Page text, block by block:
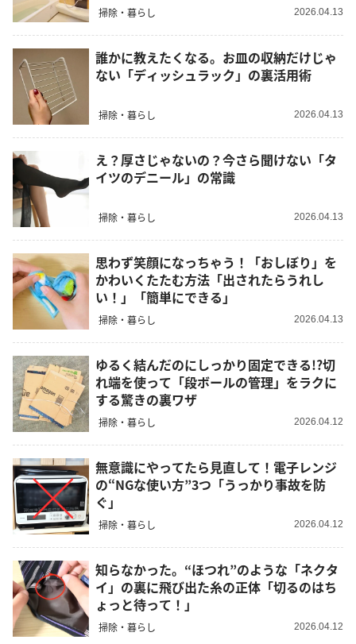
掃除・暮らし 2026.04.13
誰かに教えたくなる。お皿の収納だけじゃ
ない「ディッシュラック」の裏活用術
掃除・暮らし 2026.04.13
え？厚さじゃないの？今さら聞けない「タ
イツのデニール」の常識
掃除・暮らし 2026.04.13
思わず笑顔になっちゃう！「おしぼり」を
かわいくたたむ方法「出されたらうれし
い！」「簡単にできる」
掃除・暮らし 2026.04.13
ゆるく結んだのにしっかり固定できる!?切
れ端を使って「段ボールの管理」をラクに
する驚きの裏ワザ
掃除・暮らし 2026.04.12
無意識にやってたら見直して！電子レンジ
の“NGな使い方”3つ「うっかり事故を防
ぐ」
掃除・暮らし 2026.04.12
知らなかった。“ほつれ”のような「ネクタ
イ」の裏に飛び出た糸の正体「切るのはち
ょっと待って！」
掃除・暮らし 2026.04.12